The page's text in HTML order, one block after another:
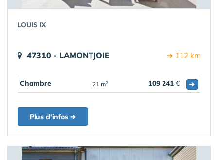
LOUIS IX
47310 - LAMONTJOIE ➔ 112 km
Chambre 21 m2 109 241 € ➔
Plus d'infos ➔